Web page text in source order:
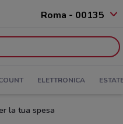
Roma - 00135
ELETTRONICA
la tua spesa